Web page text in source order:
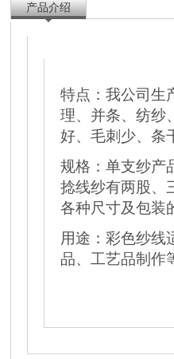
产品介绍
特点：我公司生
理、并条、纺纱
好、毛刺少、条
规格：单支纱产
捻线纱有两股、
各种尺寸及包装
用途：彩色纱线
品、工艺品制作